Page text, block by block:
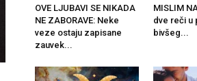
OVE LJUBAVI SE NIKADA
NE ZABORAVE: Neke
veze ostaju zapisane
zauvek...
MISLIM
dve reči u
bivšeg...